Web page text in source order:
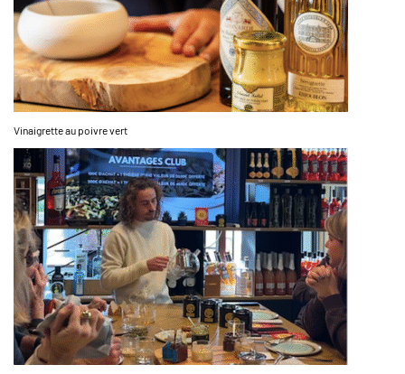
Vinaigrette au poivre vert